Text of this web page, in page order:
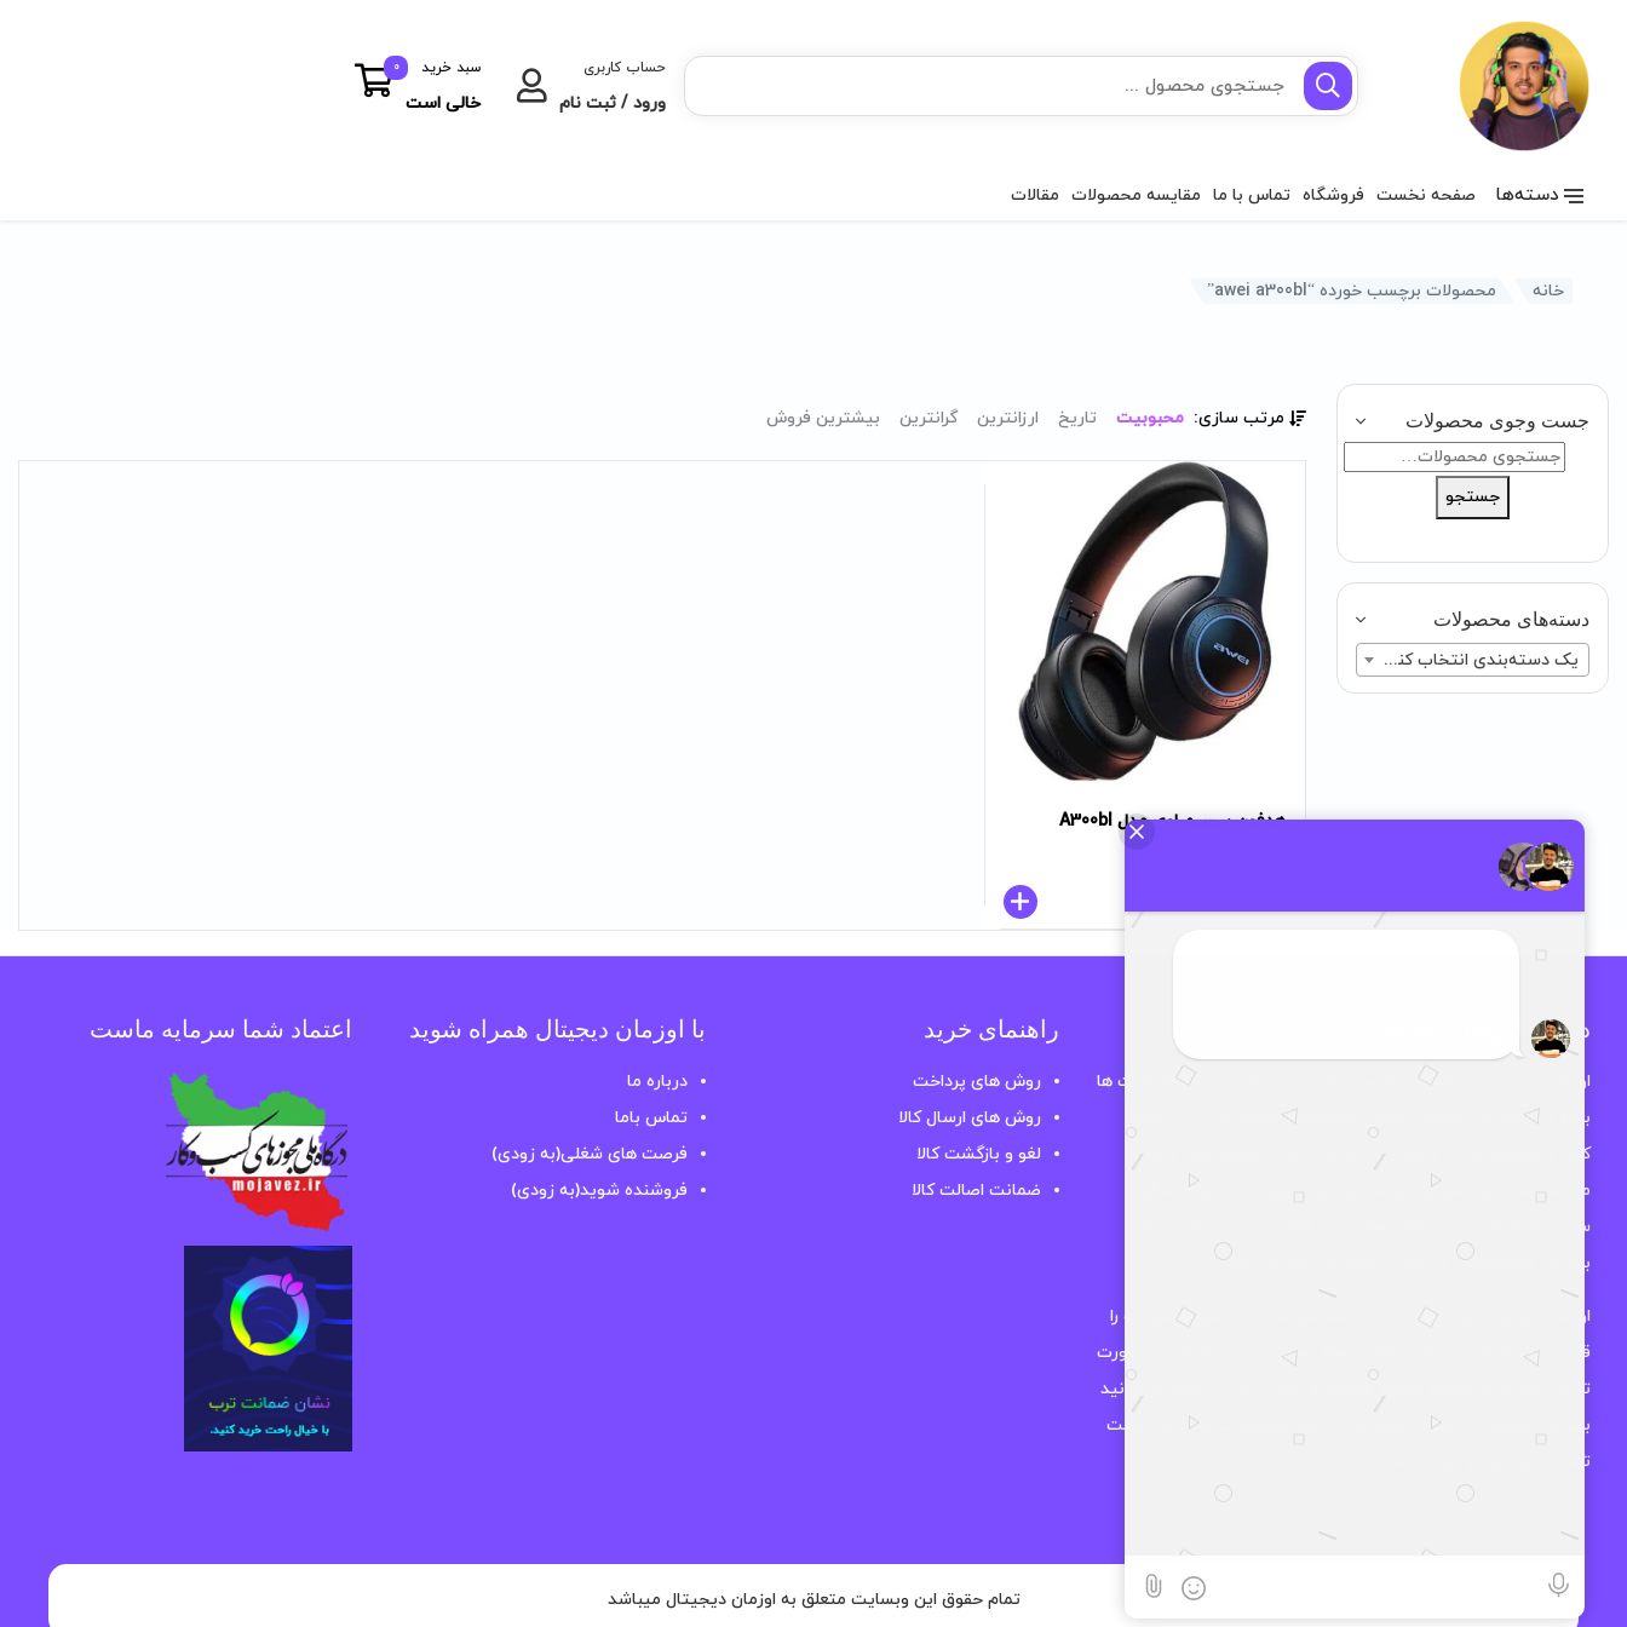
حساب کاربری
ورود / ثبت نام
سبد خرید
خالی است
0
دسته‌ها صفحه نخست فروشگاه تماس با ما مقایسه محصولات مقالات
خانه محصولات برچسب خورده “awei a300bl”
جست وجوی محصولات
جستجو
جستجو
دسته‌های محصولات
یک دسته‌بندی انتخاب کنید
مرتب سازی: محبوبیت تاریخ ارزانترین گرانترین بیشترین فروش
هدفون بیسیم اوی مدل A300bl
درباره اوزمان دیجیتال
اوزمان دیجیتال فروشگاه تخصصی لوازم جانبی موبایل و انواع گجت ها
بوده و به صورت تخصصی تمامی محصولات موجود در بازار را تست
کرده و محصولاتی که واقعا ارزش خرید دارند را موجود کرده و به
مخاطب های خود معرفی میکند. اوزمان دیجیتال در زمینه هدفون،
ساعت هوشمند و سایر لوازم جانبی نیز فعالیت دارد و سعی میکند
بهترین محصولات را در اختیار مشتریان خود قرار دهد.
اوزمان دیجیتال این اطمینان را به شما میدهد که تمامی محصولات را
قبل از موجود کردن در فروشگاه از همه جوانب بررسی کرده و در صورت
تایید ، کالا در فروشگاه موجود میشود و شما با خیال آسوده میتوانید
بهترین انتخاب را داشته باشید چرا که اکثر محصولات فروشگاه مهلت
تست بدون قید و شرط دارند.
راهنمای خرید
روش های پرداخت
روش های ارسال کالا
لغو و بازگشت کالا
ضمانت اصالت کالا
با اوزمان دیجیتال همراه شوید
درباره ما
تماس باما
فرصت های شغلی(به زودی)
فروشنده شوید(به زودی)
اعتماد شما سرمایه ماست
تمام حقوق این وبسایت متعلق به اوزمان دیجیتال میباشد